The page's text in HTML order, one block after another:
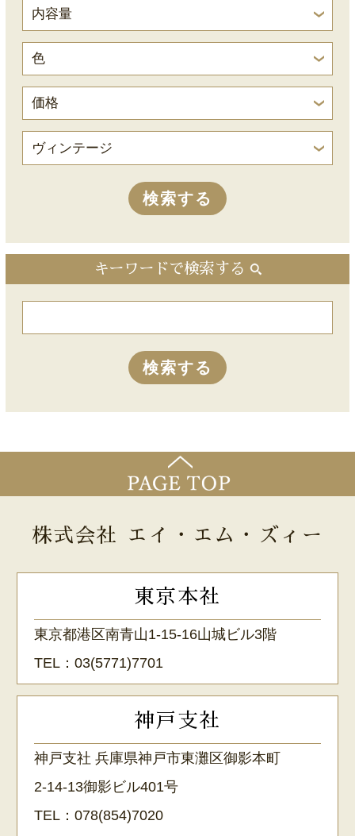
キーワードで検索する
株式会社 エイ・エム・ズィー
東京本社
東京都港区南青山1-15-16山城ビル3階
TEL：03(5771)7701
神戸支社
神戸支社 兵庫県神戸市東灘区御影本町
2-14-13御影ビル401号
TEL：078(854)7020